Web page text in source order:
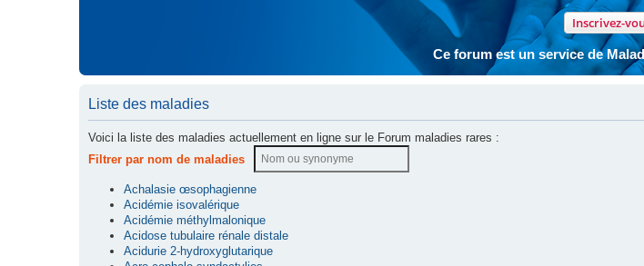
Inscrivez-
Ce forum est un service de
Liste des maladies
Voici la liste des maladies actuellement en ligne sur le Forum maladies rares :
Filtrer par nom de maladies
Achalasie œsophagienne
Acidémie isovalérique
Acidémie méthylmalonique
Acidose tubulaire rénale distale
Acidurie 2-hydroxyglutarique